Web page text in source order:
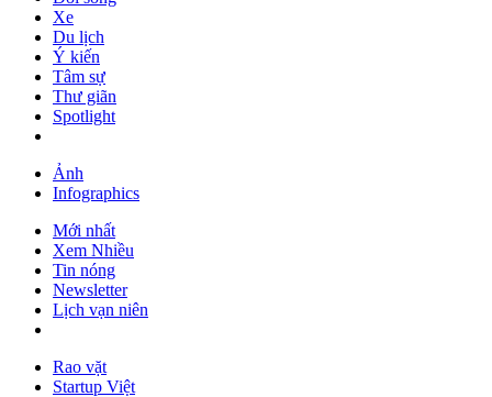
Xe
Du lịch
Ý kiến
Tâm sự
Thư giãn
Spotlight
Ảnh
Infographics
Mới nhất
Xem Nhiều
Tin nóng
Newsletter
Lịch vạn niên
Rao vặt
Startup Việt